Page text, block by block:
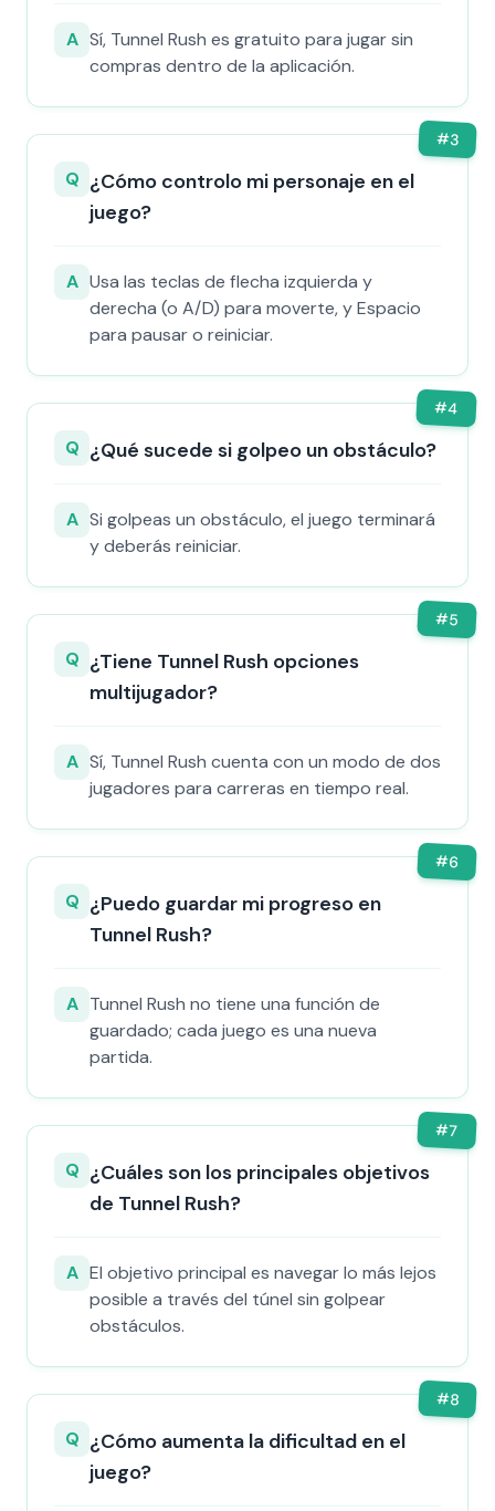
A Sí, Tunnel Rush es gratuito para jugar sin
compras dentro de la aplicación.
#3
Q ¿Cómo controlo mi personaje en el
juego?
A Usa las teclas de flecha izquierda y
derecha (o A/D) para moverte, y Espacio
para pausar o reiniciar.
#4
Q ¿Qué sucede si golpeo un obstáculo?
A Si golpeas un obstáculo, el juego terminará
y deberás reiniciar.
#5
Q ¿Tiene Tunnel Rush opciones
multijugador?
A Sí, Tunnel Rush cuenta con un modo de dos
jugadores para carreras en tiempo real.
#6
Q ¿Puedo guardar mi progreso en
Tunnel Rush?
A Tunnel Rush no tiene una función de
guardado; cada juego es una nueva
partida.
#7
Q ¿Cuáles son los principales objetivos
de Tunnel Rush?
A El objetivo principal es navegar lo más lejos
posible a través del túnel sin golpear
obstáculos.
#8
Q ¿Cómo aumenta la dificultad en el
juego?